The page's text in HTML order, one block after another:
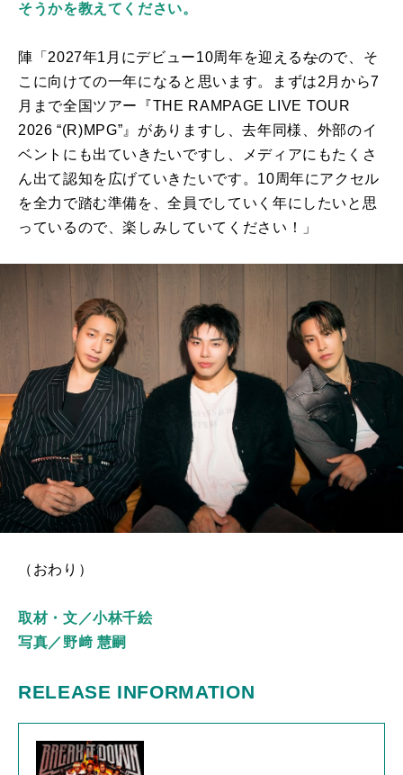
そうかを教えてください。
陣「2027年1月にデビュー10周年を迎えるなので、そ
こに向けての一年になると思います。まずは2月から7
月まで全国ツアー『 THE RAMPAGE LIVE TOUR
2026 “(R)MPG”』がありますし、去年同様、外部のイ
ベントにも出ていきたいですし、メディアにもたくさ
ん出て認知を広げていきたいです。 10周年にアクセル
を全力で踏む準備を、全員でしていく年にしたいと思
っているので、楽しみしていてください！」
（おわり）
取材・文／小林千絵
写真／野﨑 慧嗣
RELEASE INFORMATION